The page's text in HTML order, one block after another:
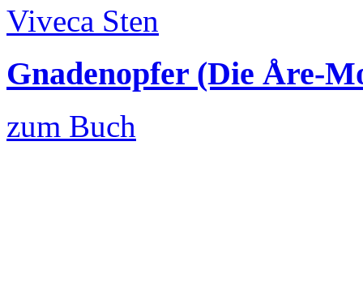
Viveca Sten
Gnadenopfer (Die Åre-
zum Buch